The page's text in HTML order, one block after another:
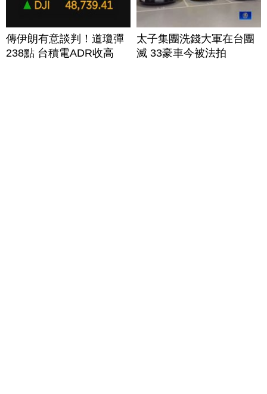
傳伊朗有意談判！道瓊彈
238點 台積電ADR收高
太子集團洗錢大軍在台團
滅 33豪車今被法拍